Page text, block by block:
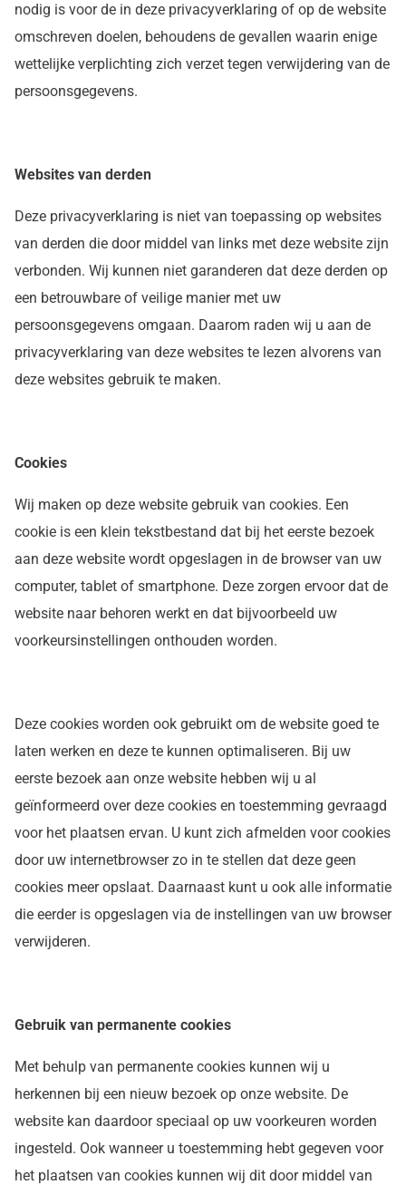
nodig is voor de in deze privacyverklaring of op de website
omschreven doelen, behoudens de gevallen waarin enige
wettelijke verplichting zich verzet tegen verwijdering van de
persoonsgegevens.
Websites van derden
Deze privacyverklaring is niet van toepassing op websites
van derden die door middel van links met deze website zijn
verbonden. Wij kunnen niet garanderen dat deze derden op
een betrouwbare of veilige manier met uw
persoonsgegevens omgaan. Daarom raden wij u aan de
privacyverklaring van deze websites te lezen alvorens van
deze websites gebruik te maken.
Cookies
Wij maken op deze website gebruik van cookies. Een
cookie is een klein tekstbestand dat bij het eerste bezoek
aan deze website wordt opgeslagen in de browser van uw
computer, tablet of smartphone. Deze zorgen ervoor dat de
website naar behoren werkt en dat bijvoorbeeld uw
voorkeursinstellingen onthouden worden.
Deze cookies worden ook gebruikt om de website goed te
laten werken en deze te kunnen optimaliseren. Bij uw
eerste bezoek aan onze website hebben wij u al
geïnformeerd over deze cookies en toestemming gevraagd
voor het plaatsen ervan. U kunt zich afmelden voor cookies
door uw internetbrowser zo in te stellen dat deze geen
cookies meer opslaat. Daarnaast kunt u ook alle informatie
die eerder is opgeslagen via de instellingen van uw browser
verwijderen.
Gebruik van permanente cookies
Met behulp van permanente cookies kunnen wij u
herkennen bij een nieuw bezoek op onze website. De
website kan daardoor speciaal op uw voorkeuren worden
ingesteld. Ook wanneer u toestemming hebt gegeven voor
het plaatsen van cookies kunnen wij dit door middel van